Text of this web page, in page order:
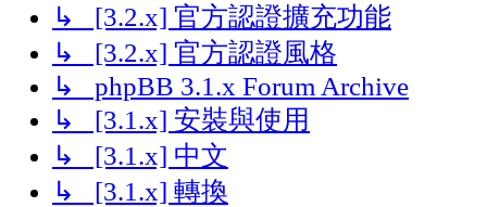
↳ [3.2.x] 官方認證擴充功能
↳ [3.2.x] 官方認證風格
↳ phpBB 3.1.x Forum Archive
↳ [3.1.x] 安裝與使用
↳ [3.1.x] 中文
↳ [3.1.x] 轉換